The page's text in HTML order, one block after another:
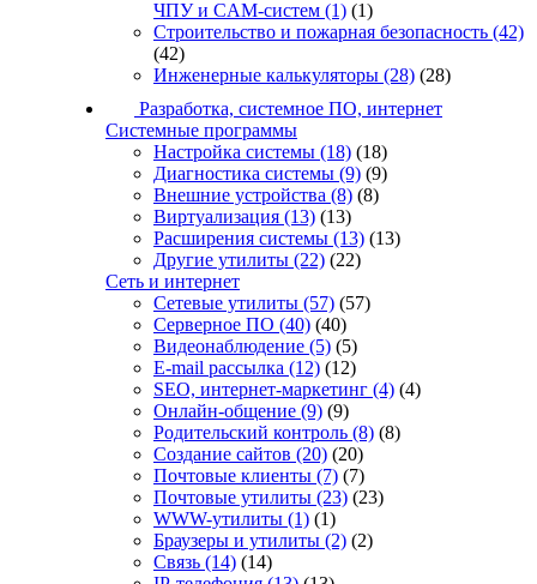
ЧПУ и CAM-систем (1) (1)
Строительство и пожарная безопасность (42)
(42)
Инженерные калькуляторы (28) (28)
Разработка, системное ПО, интернет
Системные программы
Настройка системы (18) (18)
Диагностика системы (9) (9)
Внешние устройства (8) (8)
Виртуализация (13) (13)
Расширения системы (13) (13)
Другие утилиты (22) (22)
Сеть и интернет
Сетевые утилиты (57) (57)
Серверное ПО (40) (40)
Видеонаблюдение (5) (5)
E-mail рассылка (12) (12)
SEO, интернет-маркетинг (4) (4)
Онлайн-общение (9) (9)
Родительский контроль (8) (8)
Создание сайтов (20) (20)
Почтовые клиенты (7) (7)
Почтовые утилиты (23) (23)
WWW-утилиты (1) (1)
Браузеры и утилиты (2) (2)
Связь (14) (14)